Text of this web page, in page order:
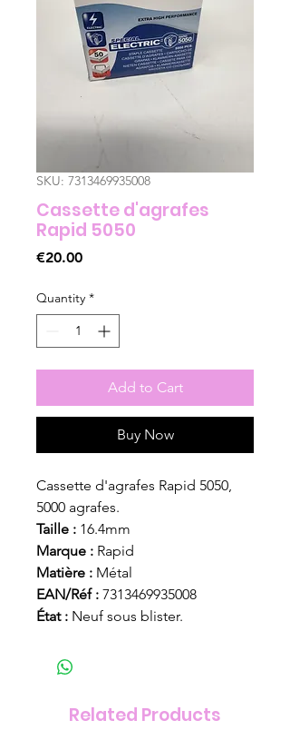
SKU: 7313469935008
Cassette d'agrafes
Rapid 5050
€20.00Price
Quantity *
Add to Cart
Buy Now
Cassette d'agrafes Rapid 5050,
5000 agrafes.
Taille : 16.4mm
Marque : Rapid
Matière : Métal
EAN/Réf : 7313469935008
État : Neuf sous blister.
Related Products